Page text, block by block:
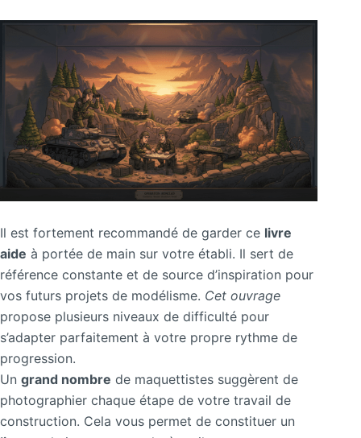
Il est fortement recommandé de garder ce livre
aide à portée de main sur votre établi. Il sert de
référence constante et de source d’inspiration pour
vos futurs projets de modélisme. Cet ouvrage
propose plusieurs niveaux de difficulté pour
s’adapter parfaitement à votre propre rythme de
progression.
Un grand nombre de maquettistes suggèrent de
photographier chaque étape de votre travail de
construction. Cela vous permet de constituer un